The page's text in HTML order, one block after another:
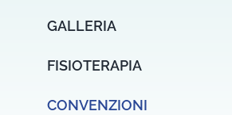
GALLERIA
FISIOTERAPIA
CONVENZIONI